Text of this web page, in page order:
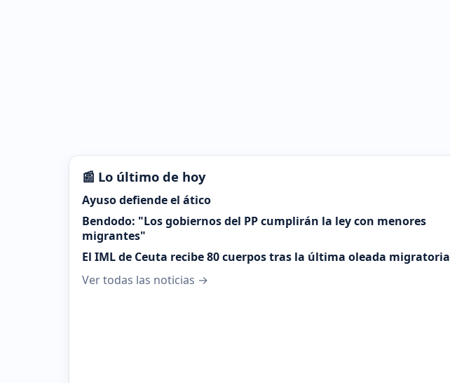
📰 Lo último de hoy
Ayuso defiende el ático
Bendodo: "Los gobiernos del PP cumplirán la ley con menores
migrantes"
El IML de Ceuta recibe 80 cuerpos tras la última oleada migratoria
Ver todas las noticias →